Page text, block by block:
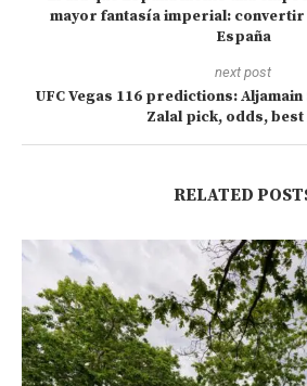
mayor fantasía imperial: convertir
España
next post
UFC Vegas 116 predictions:
Zalal pick, odds, best
RELATED